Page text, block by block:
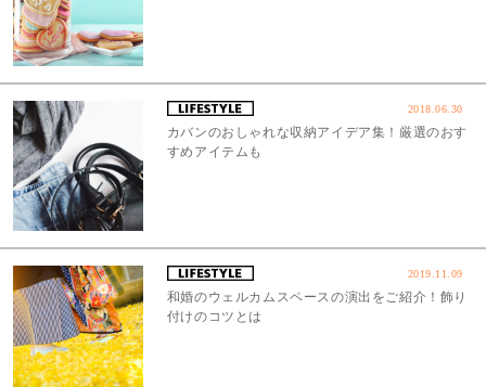
2018.06.30
カバンのおしゃれな収納アイデア集！厳選のおす
すめアイテムも
2019.11.09
和婚のウェルカムスペースの演出をご紹介！飾り
付けのコツとは